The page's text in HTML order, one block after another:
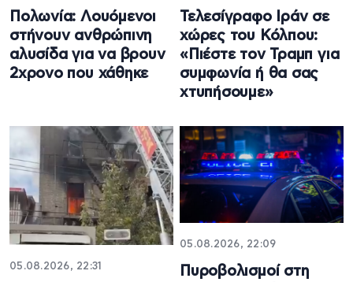
Πολωνία: Λουόμενοι
στήνουν ανθρώπινη
αλυσίδα για να βρουν
2χρονο που χάθηκε
Τελεσίγραφο Ιράν σε
χώρες του Κόλπου:
«Πιέστε τον Τραμπ για
συμφωνία ή θα σας
χτυπήσουμε»
05.08.2026, 22:31
05.08.2026, 22:09
Πυροβολισμοί στη